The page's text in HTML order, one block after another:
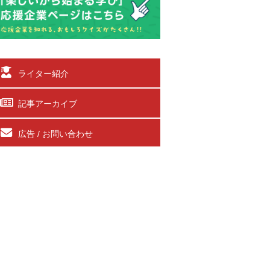
ライター紹介
記事アーカイブ
広告 / お問い合わせ